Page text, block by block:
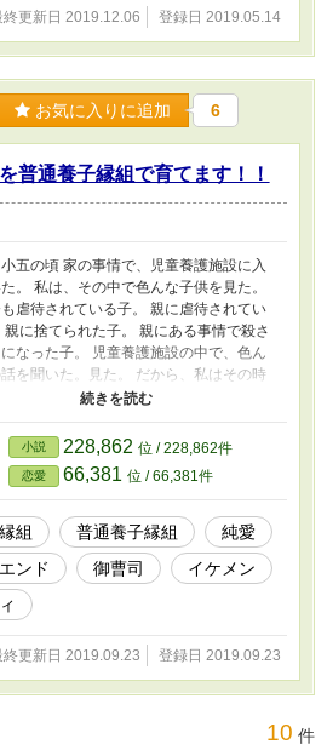
終更新日 2019.12.06 登録日 2019.05.14
お気に入りに追加 6
普通養子縁組で育てます！！
五の頃 家の事情で、児童養護施設に入
。 私は、その中で色んな子供を見た。
虐待されている子。 親に虐待されてい
親に捨てられた子。 親にある事情で殺さ
なった子。 児童養護施設の中で、色ん
を聞いた。見た。 だから、私はその時
かが私の中で変わった。 絶対に大人にな
だ。と この、物語は 少しでも養子縁組の
てもらえばと思い。 書くことに致しま
実際に、このお話の中に私が児童養護施
たことも含めております。。 児童養護
、本当にこんなことを言ったら失礼に
もしれませんが 本当に何かのお話の中
ような 子達がいっぱい居ました。 正
まで母親や父親に甘やかされて育った
撃的なお話でした。 気絶するまで、親
ている子も 居たり、親に殺されたかけ
も そして、やはり家庭相談所を通して
施設に来て、その子は今も親に虐待を
たり、、 本当に実際に、生で子供達の
の声を聞きました。 どうか、このお話は
小説 228,862 位 / 228,862件
恋愛 66,381 位 / 66,381件
組 普通養子縁組
純愛
ンド 御曹司
イケメン
終更新日 2019.09.23 登録日 2019.09.23
10 件